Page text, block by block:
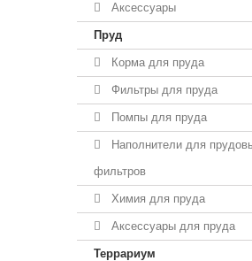
Аксессуары
Пруд
Корма для пруда
Фильтры для пруда
Помпы для пруда
Наполнители для
фильтров
Химия для пруда
Аксессуары для пруда
Террариум